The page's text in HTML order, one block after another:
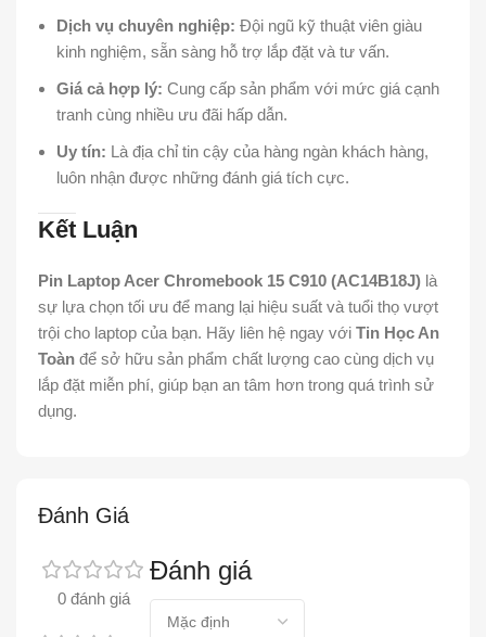
Dịch vụ chuyên nghiệp: Đội ngũ kỹ thuật viên giàu
kinh nghiệm, sẵn sàng hỗ trợ lắp đặt và tư vấn.
Giá cả hợp lý: Cung cấp sản phẩm với mức giá cạnh
tranh cùng nhiều ưu đãi hấp dẫn.
Uy tín: Là địa chỉ tin cậy của hàng ngàn khách hàng,
luôn nhận được những đánh giá tích cực.
Kết Luận
Pin Laptop Acer Chromebook 15 C910 (AC14B18J) là
sự lựa chọn tối ưu để mang lại hiệu suất và tuổi thọ vượt
trội cho laptop của bạn. Hãy liên hệ ngay với Tin Học An
Toàn để sở hữu sản phẩm chất lượng cao cùng dịch vụ
lắp đặt miễn phí, giúp bạn an tâm hơn trong quá trình sử
dụng.
Đánh Giá
0 đánh giá
Đánh giá